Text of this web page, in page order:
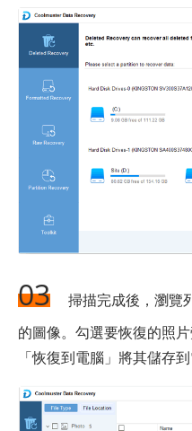
03
掃描完成後，瀏覽
的圖像。勾選要恢復的照
「恢復到電腦」將其儲存